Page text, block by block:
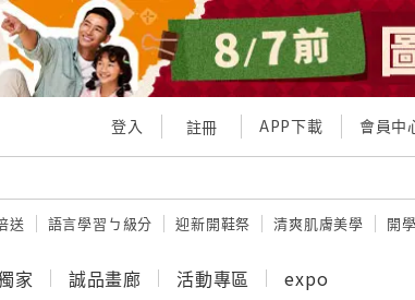
登入 註冊 APP下載 會員中
送 語言學習ㄅ級分 迎新開鞋祭 清爽肌膚美學 開
家 誠品畫廊 活動專區 expo